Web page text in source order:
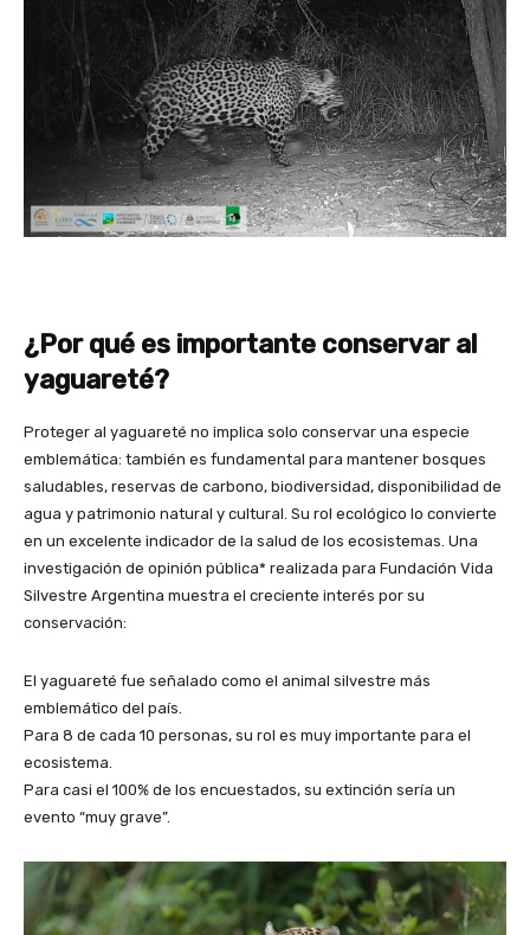
¿Por qué es importante conservar al
yaguareté?
Proteger al yaguareté no implica solo conservar una especie
emblemática: también es fundamental para mantener bosques
saludables, reservas de carbono, biodiversidad, disponibilidad de
agua y patrimonio natural y cultural. Su rol ecológico lo convierte
en un excelente indicador de la salud de los ecosistemas. Una
investigación de opinión pública* realizada para Fundación Vida
Silvestre Argentina muestra el creciente interés por su
conservación:
El yaguareté fue señalado como el animal silvestre más
emblemático del país.
Para 8 de cada 10 personas, su rol es muy importante para el
ecosistema.
Para casi el 100% de los encuestados, su extinción sería un
evento “muy grave”.